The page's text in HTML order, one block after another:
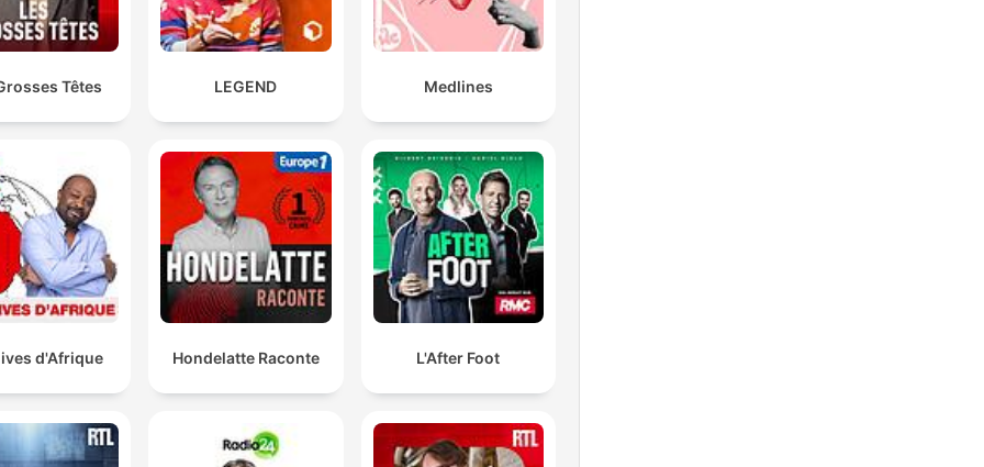
Têtes LEGEND Medlines
d'Afrique Hondelatte Raconte L'After Foot